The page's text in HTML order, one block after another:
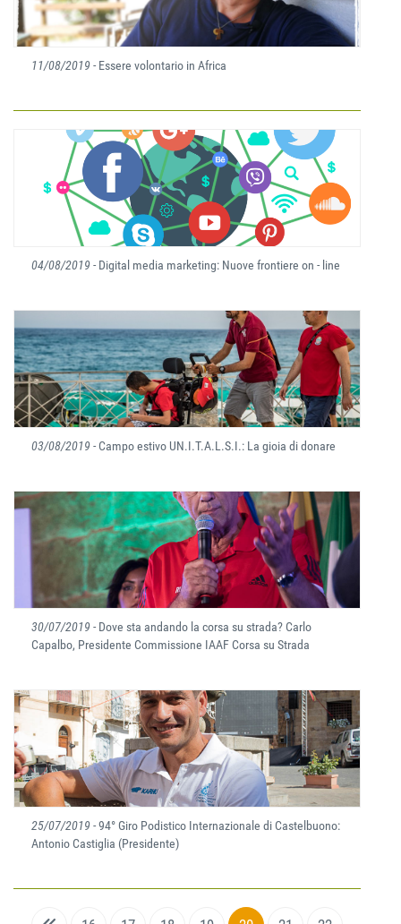
11/08/2019- Essere volontario in Africa
04/08/2019- Digital media marketing: Nuove frontiere on - line
03/08/2019- Campo estivo UN.I.T.A.L.S.I.: La gioia di donare
30/07/2019- Dove sta andando la corsa su strada? Carlo
Capalbo, Presidente Commissione IAAF Corsa su Strada
25/07/2019- 94° Giro Podistico Internazionale di Castelbuono:
Antonio Castiglia (Presidente)